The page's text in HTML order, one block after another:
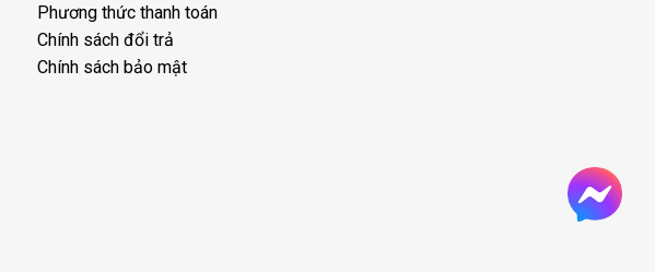
Phương thức thanh toán
Chính sách đổi trả
Chính sách bảo mật